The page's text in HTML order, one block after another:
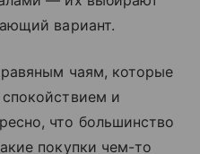
вариант.
чаям, которые
и
что большинство
покупки чем-то